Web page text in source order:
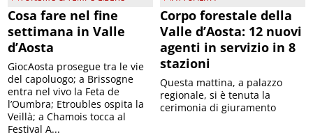
Cosa fare nel fine
settimana in Valle
d’Aosta
GiocAosta prosegue tra le vie
del capoluogo; a Brissogne
entra nel vivo la Feta de
l’Oumbra; Etroubles ospita la
Veillà; a Chamois tocca al
Festival A...
Corpo forestale della
Valle d’Aosta: 12 nuovi
agenti in servizio in 8
stazioni
Questa mattina, a palazzo
regionale, si è tenuta la
cerimonia di giuramento